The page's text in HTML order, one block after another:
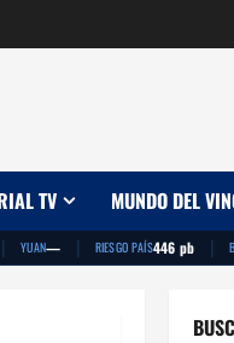
TV MUNDO DEL
| YUAN— | RIESGO PAÍS446 pb |